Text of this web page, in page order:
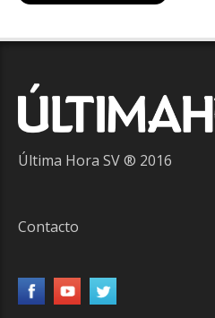
Última Hora SV ® 2016
Contacto